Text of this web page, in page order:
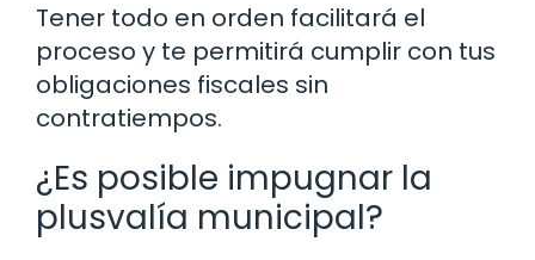
Tener todo en orden facilitará el
proceso y te permitirá cumplir con tus
obligaciones fiscales sin
contratiempos.
¿Es posible impugnar la
plusvalía municipal?